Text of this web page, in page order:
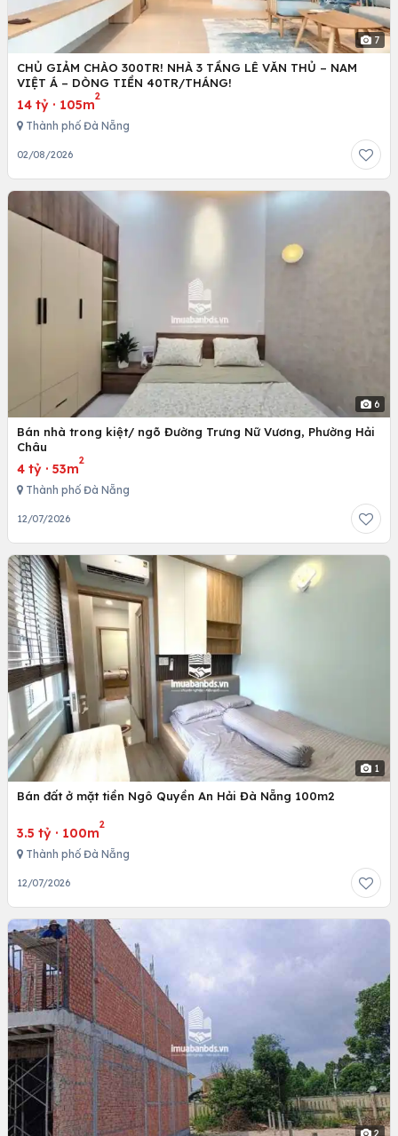
7
CHỦ GIẢM CHÀO 300TR! NHÀ 3 TẦNG LÊ VĂN THỦ – NAM
VIỆT Á – DÒNG TIỀN 40TR/THÁNG!
14 tỷ · 105m
2
Thành phố Đà Nẵng
02/08/2026
6
Bán nhà trong kiệt/ ngõ Đường Trưng Nữ Vương, Phường Hải
Châu
4 tỷ · 53m
2
Thành phố Đà Nẵng
12/07/2026
1
Bán đất ở mặt tiền Ngô Quyền An Hải Đà Nẵng 100m2
3.5 tỷ · 100m
2
Thành phố Đà Nẵng
12/07/2026
2